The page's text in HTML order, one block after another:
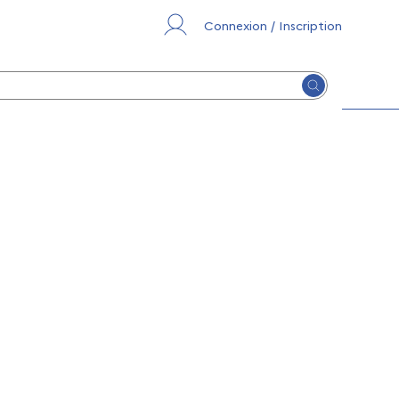
Connexion / Inscription
Lancer la